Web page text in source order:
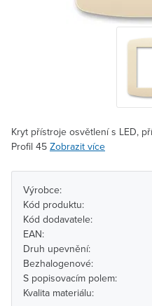
Kryt přístroje osvětlení s LED,
Profil 45 Zobrazit více
Výrobce:
Kód produktu:
Kód dodavatele:
EAN:
Druh upevnění:
Bezhalogenové:
S popisovacím polem:
Kvalita materiálu: